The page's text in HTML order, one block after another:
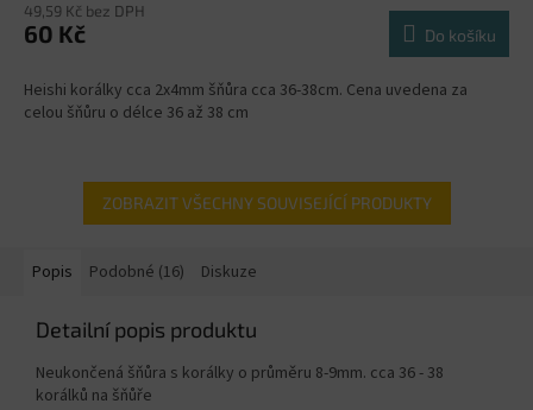
49,59 Kč bez DPH
60 Kč Do košíku
Heishi korálky cca 2x4mm šňůra cca 36-38cm. Cena uvedena za
celou šňůru o délce 36 až 38 cm
ZOBRAZIT VŠECHNY SOUVISEJÍCÍ PRODUKTY
Popis Podobné (16) Diskuze
Detailní popis produktu
Neukončená šňůra s korálky o průměru 8-9mm. cca 36 - 38
korálků na šňůře